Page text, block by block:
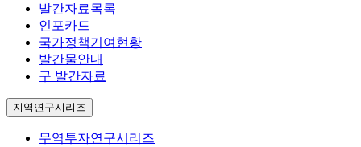
발간자료목록
인포카드
국가정책기여현황
발간물안내
구 발간자료
지역연구시리즈
무역투자연구시리즈